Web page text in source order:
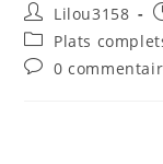
Auteur/autrice
de
la
publication :
Lilou3158
Post
category:
Plats
Commentaires
0